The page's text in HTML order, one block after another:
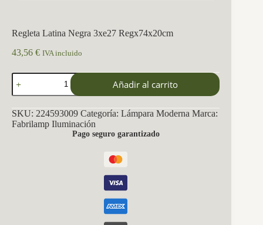
Regleta Latina Negra 3xe27 Regx74x20cm
43,56 € IVA incluido
Regleta
Latina
Negra
3xe27
Regx74x20cm
cantidad
Añadir al carrito
SKU: 224593009 Categoría: Lámpara Moderna Marca:
Fabrilamp Iluminación
Pago seguro garantizado